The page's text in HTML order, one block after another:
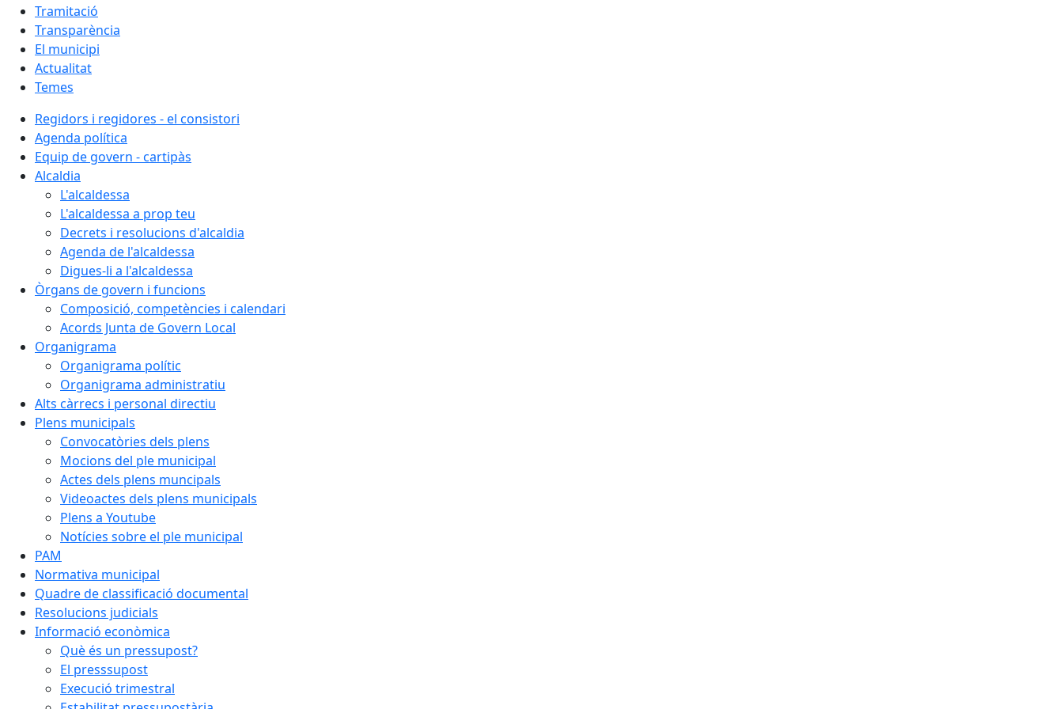
Tramitació
Transparència
El municipi
Actualitat
Temes
Regidors i regidores - el consistori
Agenda política
Equip de govern - cartipàs
Alcaldia
L'alcaldessa
L'alcaldessa a prop teu
Decrets i resolucions d'alcaldia
Agenda de l'alcaldessa
Digues-li a l'alcaldessa
Òrgans de govern i funcions
Composició, competències i calendari
Acords Junta de Govern Local
Organigrama
Organigrama polític
Organigrama administratiu
Alts càrrecs i personal directiu
Plens municipals
Convocatòries dels plens
Mocions del ple municipal
Actes dels plens muncipals
Videoactes dels plens municipals
Plens a Youtube
Notícies sobre el ple municipal
PAM
Normativa municipal
Quadre de classificació documental
Resolucions judicials
Informació econòmica
Què és un pressupost?
El presssupost
Execució trimestral